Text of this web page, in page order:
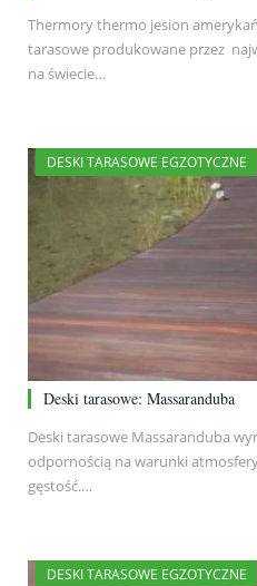
Thermory thermo jesion
tarasowe produkowane przez
na świecie…
DESKI TARASOWE EGZOTYCZNE
Deski tarasowe: Massaranduba
Deski tarasowe Massaranduba
odpornością na warunki
gęstość.…
DESKI TARASOWE EGZOTYCZNE